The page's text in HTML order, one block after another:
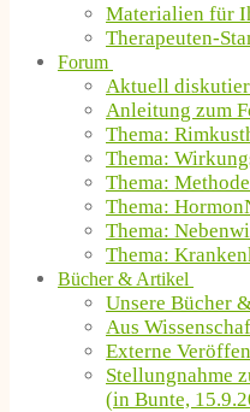
Materialien für
Therapeuten-
Forum
Aktuell
Anleitung zum
Thema:
Thema:
Thema:
Thema:
Thema:
Thema:
Bücher & Artikel
Unsere Bücher
Aus
Externe
Stellungnahme
(in Bunte,